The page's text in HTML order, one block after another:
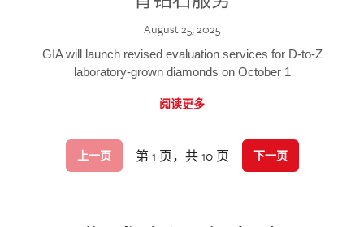
August 25, 2025
GIA will launch revised evaluation services for D-to-Z
laboratory-grown diamonds on October 1
阅读更多
上一页 第 1 页，共 10 页 下一页